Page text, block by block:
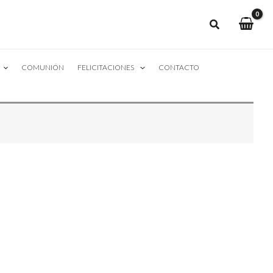
COMUNIÓN FELICITACIONES CONTACTO